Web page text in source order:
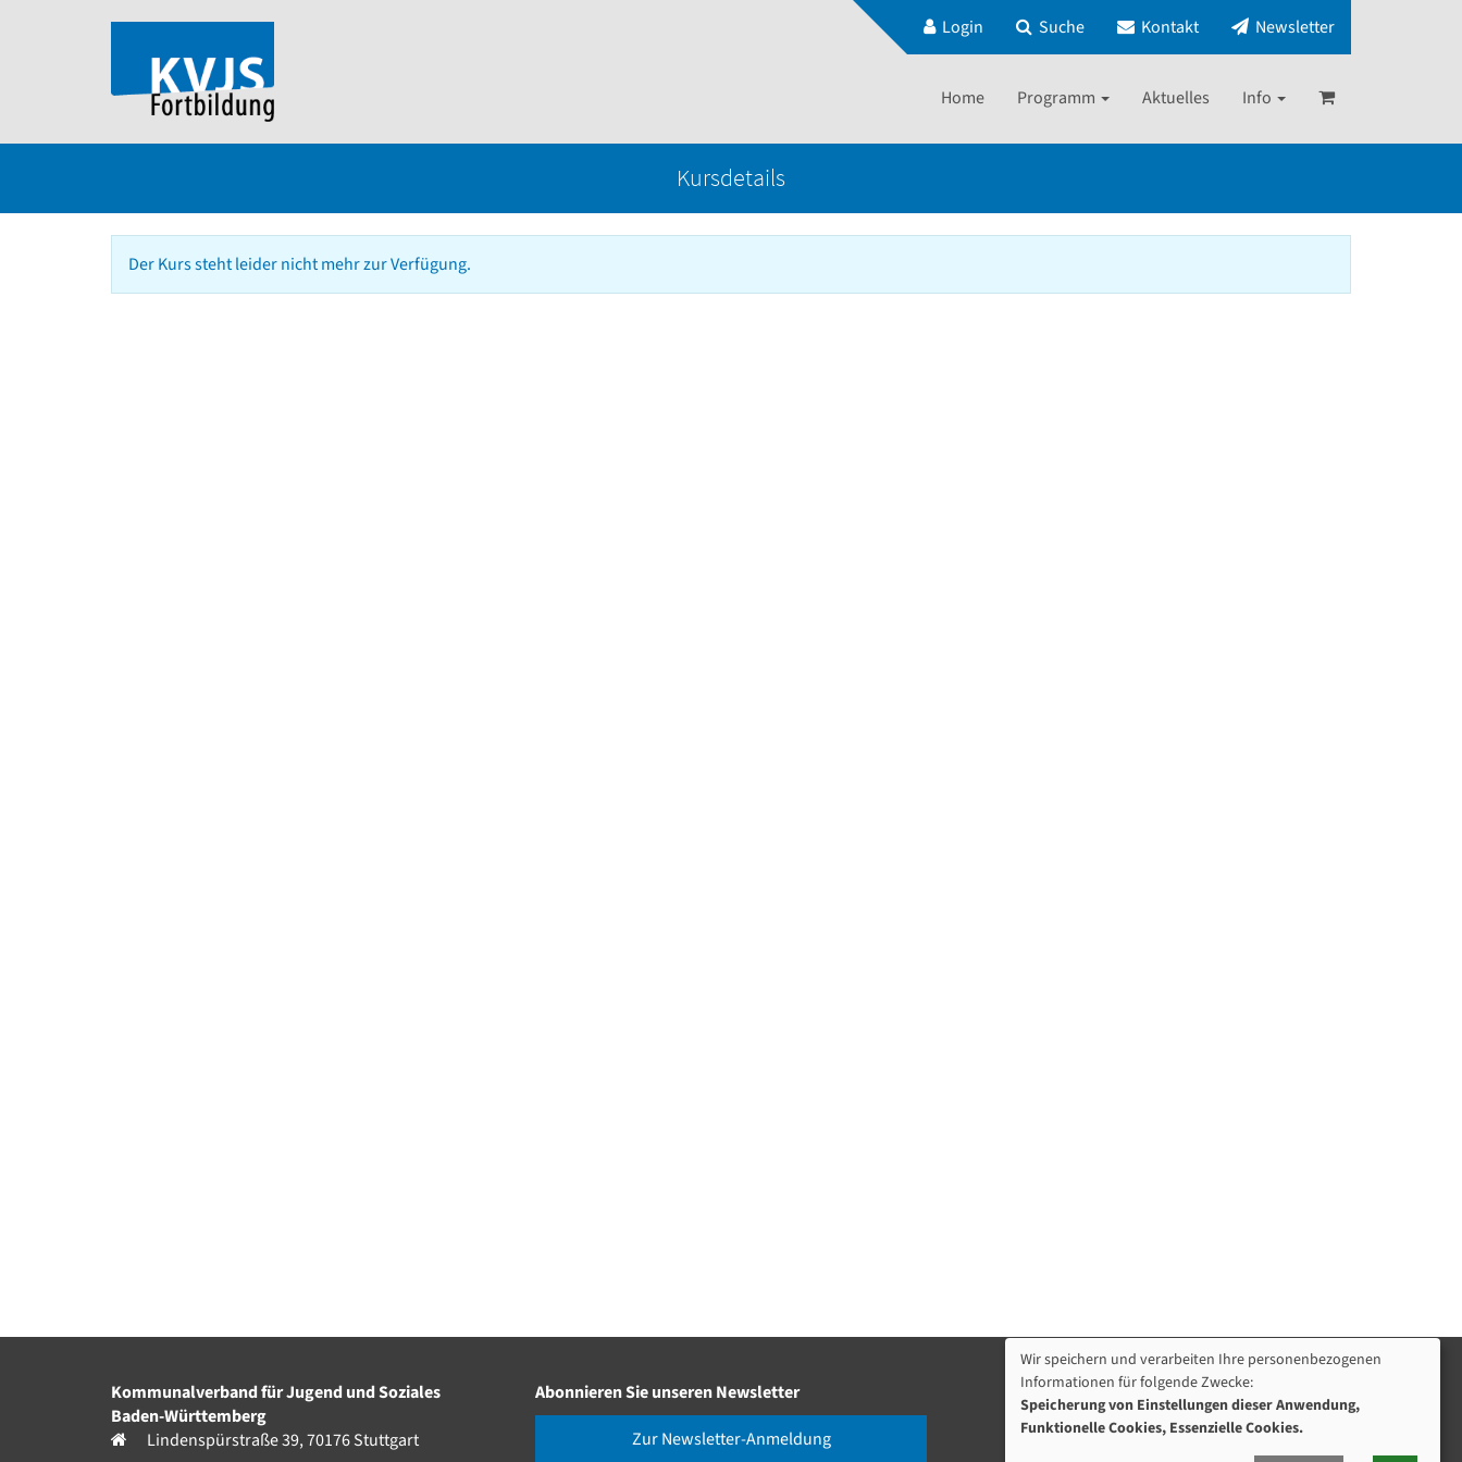
Login Suche Kontakt Newsletter
Home Programm Aktuelles Info
Kursdetails
Der Kurs steht leider nicht mehr zur Verfügung.
Kommunalverband für Jugend und Soziales
Baden-Württemberg
Lindenspürstraße 39, 70176 Stuttgart
Abonnieren Sie unseren Newsletter
Zur Newsletter-Anmeldung
Nützliche Links
Programmhefte Kita & Jugendhilfe
Öffnungszeiten
Wir speichern und verarbeiten Ihre personenbezogenen
Informationen für folgende Zwecke:
Speicherung von Einstellungen dieser Anwendung,
Funktionelle Cookies, Essenzielle Cookies.